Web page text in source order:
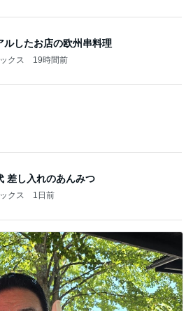
ルしたお店の欧州串料理
クス 19時間前
差し入れのあんみつ
クス 1日前